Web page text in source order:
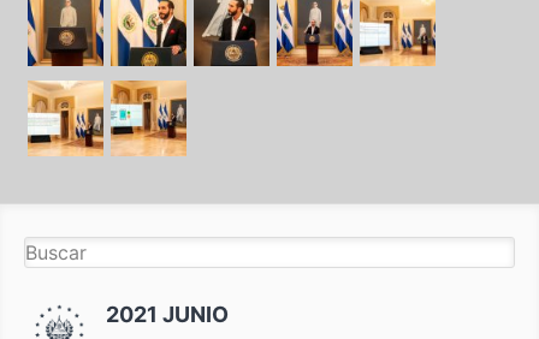
2021 JUNIO